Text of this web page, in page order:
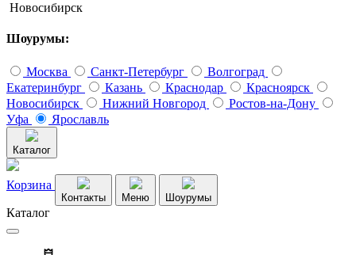
Новосибирск
Шоурумы:
Москва Санкт-Петербург
Волгоград
Екатеринбург
Казань Краснодар
Красноярск
Новосибирск
Нижний Новгород
Ростов-на-Дону
Уфа
Ярославль
Каталог
Корзина
Контакты Меню Шоурумы
Каталог